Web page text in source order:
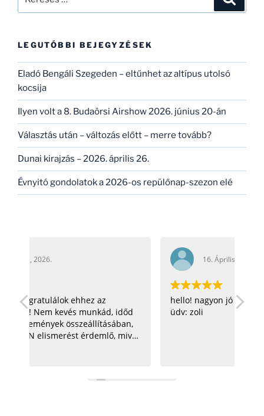
LEGUTÓBBI BEJEGYZÉSEK
Eladó Bengáli Szegeden – eltűnhet az altípus utolsó
kocsija
Ilyen volt a 8. Budaörsi Airshow 2026. június 20-án
Választás után – változás előtt – merre tovább?
Dunai kirajzás – 2026. április 26.
Évnyitó gondolatok a 2026-os repülőnap-szezon elé
hello! nagyon jó az oldal! =) csillagosötös:D
üdv: zoli